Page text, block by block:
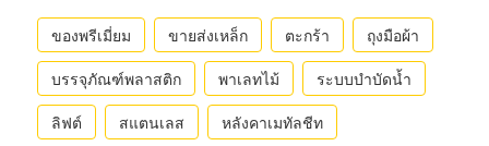
ของพรีเมี่ยม ขายส่งเหล็ก ตะกร้า
ถุงมือผ้า
บรรจุภัณฑ์พลาสติก
พาเลทไม้
ระบบบำบัดน้ำ
ลิฟต์
สแตนเลส
หลังคาเมทัลชีท